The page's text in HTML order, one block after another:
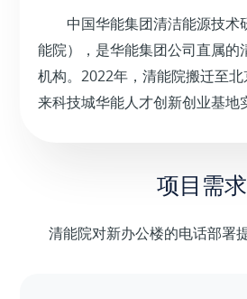
中国华能集团清洁能源技术
能院），是华能集团公司直属的
机构。2022年，清能院搬迁至
来科技城华能人才创新创业基地
项目需求
清能院对新办公楼的电话部署